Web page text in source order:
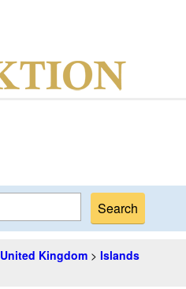
United Kingdom > Islands